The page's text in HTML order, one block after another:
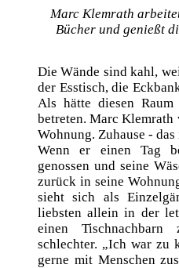
Marc Klemrath
Bücher und genießt
Die Wände sind kahl,
der Esstisch, die
Als hätte diesen
betreten. Marc Klemrath
Wohnung. Zuhause -
Wenn er einen Tag
genossen und seine
zurück in seine
sieht sich als
liebsten allein in der
einen
schlechter. „Ich war zu
gerne mit Menschen